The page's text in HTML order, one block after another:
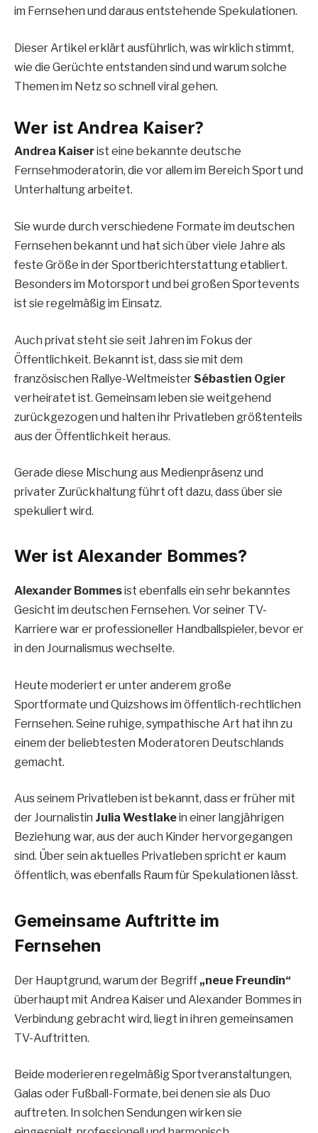
im Fernsehen und daraus entstehende Spekulationen.
Dieser Artikel erklärt ausführlich, was wirklich stimmt,
wie die Gerüchte entstanden sind und warum solche
Themen im Netz so schnell viral gehen.
Wer ist Andrea Kaiser?
Andrea Kaiserist eine bekannte deutsche
Fernsehmoderatorin, die vor allem im Bereich Sport und
Unterhaltung arbeitet.
Sie wurde durch verschiedene Formate im deutschen
Fernsehen bekannt und hat sich über viele Jahre als
feste Größe in der Sportberichterstattung etabliert.
Besonders im Motorsport und bei großen Sportevents
ist sie regelmäßig im Einsatz.
Auch privat steht sie seit Jahren im Fokus der
Öffentlichkeit. Bekannt ist, dass sie mit dem
französischen Rallye-WeltmeisterSébastien Ogier
verheiratet ist. Gemeinsam leben sie weitgehend
zurückgezogen und halten ihr Privatleben größtenteils
aus der Öffentlichkeit heraus.
Gerade diese Mischung aus Medienpräsenz und
privater Zurückhaltung führt oft dazu, dass über sie
spekuliert wird.
Wer ist Alexander Bommes?
Alexander Bommesist ebenfalls ein sehr bekanntes
Gesicht im deutschen Fernsehen. Vor seiner TV-
Karriere war er professioneller Handballspieler, bevor er
in den Journalismus wechselte.
Heute moderiert er unter anderem große
Sportformate und Quizshows im öffentlich-rechtlichen
Fernsehen. Seine ruhige, sympathische Art hat ihn zu
einem der beliebtesten Moderatoren Deutschlands
gemacht.
Aus seinem Privatleben ist bekannt, dass er früher mit
der Journalistin Julia Westlakein einer langjährigen
Beziehung war, aus der auch Kinder hervorgegangen
sind. Über sein aktuelles Privatleben spricht er kaum
öffentlich, was ebenfalls Raum für Spekulationen lässt.
Gemeinsame Auftritte im
Fernsehen
Der Hauptgrund, warum der Begriff „neue Freundin“
überhaupt mit Andrea Kaiser und Alexander Bommes in
Verbindung gebracht wird, liegt in ihren gemeinsamen
TV-Auftritten.
Beide moderieren regelmäßig Sportveranstaltungen,
Galas oder Fußball-Formate, bei denen sie als Duo
auftreten. In solchen Sendungen wirken sie